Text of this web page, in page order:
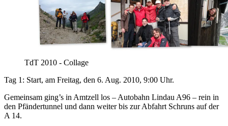
TdT 2010 - Collage
Tag 1: Start, am Freitag, den 6. Aug. 2010, 9:00 Uhr.
Gemeinsam ging’s in Amtzell los – Autobahn Lindau A96 – rein in
den Pfändertunnel und dann weiter bis zur Abfahrt Schruns auf der
A 14.